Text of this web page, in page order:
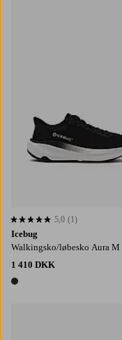
Icebug
Walkingsko/løbesko Aura
1 410 DKK
1 farve
5,0 baseret på 1 bedømmelser
5,0 (1)